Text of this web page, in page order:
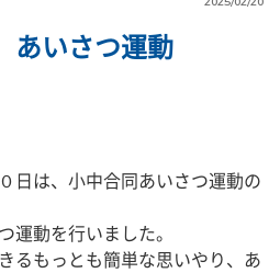
あいさつ運動
日は、小中合同あいさつ運動の
運動を行いました。
るもっとも簡単な思いやり、あ